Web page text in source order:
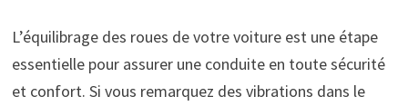
L’équilibrage des roues de votre voiture est une étape
essentielle pour assurer une conduite en toute sécurité
et confort. Si vous remarquez des vibrations dans le